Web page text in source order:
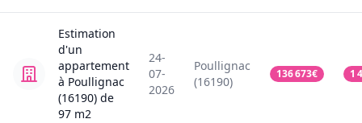
Estimation
d'un
appartement
à Poullignac
(16190) de
97 m2
24-
07-
2026
Poullignac
(16190)
136 673€ 1